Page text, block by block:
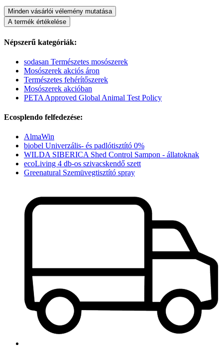
Minden vásárlói vélemény mutatása
A termék értékelése
Népszerű kategóriák:
sodasan Természetes mosószerek
Mosószerek akciós áron
Természetes fehérítőszerek
Mosószerek akcióban
PETA Approved Global Animal Test Policy
Ecosplendo felfedezése:
AlmaWin
biobel Univerzális- és padlótisztító 0%
WILDA SIBERICA Shed Control Sampon - állatoknak
ecoLiving 4 db-os szivacskendő szett
Greenatural Szemüvegtisztító spray